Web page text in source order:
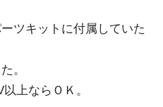
ツキットに付属していた
。
上ならＯＫ。